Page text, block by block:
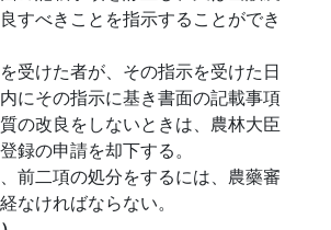
すべきことを指示することができ
受けた者が、その指示を受けた日
にその指示に基き書面の記載事項
の改良をしないときは、農林大臣
録の申請を却下する。
前二項の処分をするには、農藥審
なければならない。